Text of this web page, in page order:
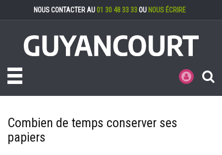
NOUS CONTACTER AU 01 30 48 33 33OU NOUS ÉCRIRE
Toggle navigation MES
Combien de temps conserver ses
papiers